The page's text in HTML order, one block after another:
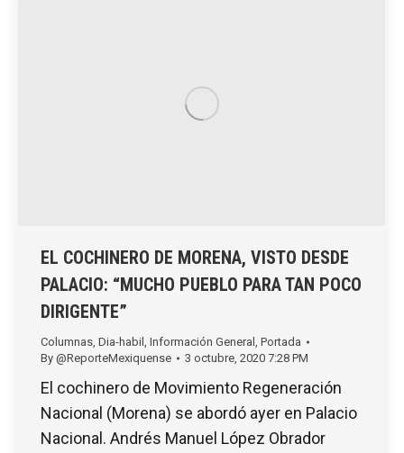
EL COCHINERO DE MORENA, VISTO DESDE
PALACIO: “MUCHO PUEBLO PARA TAN POCO
DIRIGENTE”
Columnas, Dia-habil , Información General , Portada
By @ReporteMexiquense 3 octubre, 2020 7:28 PM
El cochinero de Movimiento Regeneración
Nacional (Morena) se abordó ayer en Palacio
Nacional. Andrés Manuel López Obrador